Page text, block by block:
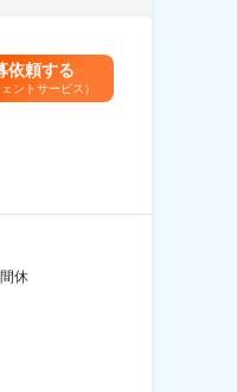
依頼する
ェントサービス）
休